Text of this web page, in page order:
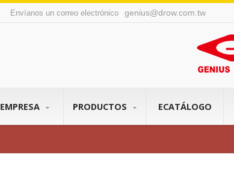
Envíanos un correo electrónico genius@drow.com.tw
EMPRESA PRODUCTOS ECATÁLOGO